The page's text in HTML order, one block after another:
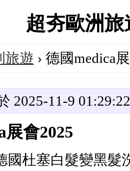
超夯歐洲
旅遊 › 德國medica
2025-11-9 01:29:22
展會2025
國杜塞白髮變黑